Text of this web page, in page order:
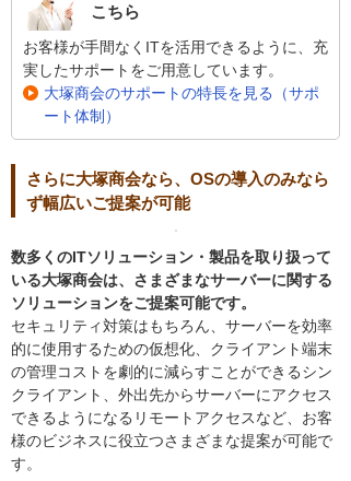
こちら
お客様が手間なくITを活用できるように、充
実したサポートをご用意しています。
大塚商会のサポートの特長を見る（サポ
ート体制）
さらに大塚商会なら、OSの導入のみなら
ず幅広いご提案が可能
数多くのITソリューション・製品を取り扱って
いる大塚商会は、さまざまなサーバーに関する
ソリューションをご提案可能です。
セキュリティ対策はもちろん、サーバーを効率
的に使用するための仮想化、クライアント端末
の管理コストを劇的に減らすことができるシン
クライアント、外出先からサーバーにアクセス
できるようになるリモートアクセスなど、お客
様のビジネスに役立つさまざまな提案が可能で
す。